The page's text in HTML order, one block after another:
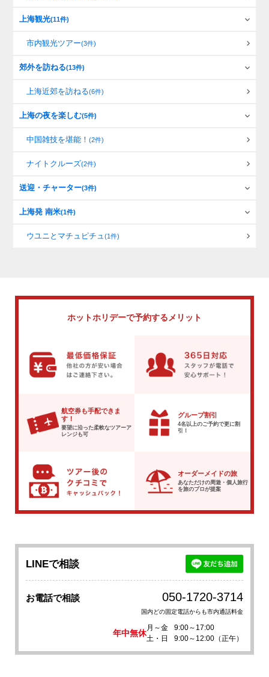
上海観光(11件)
市内観光ツアー(3件)
郊外を訪ねる(13件)
上海近郊を訪ねる(6件)
上海の夜を楽しむ(5件)
中国雑技を堪能！(2件)
ナイトクルーズ(2件)
送迎・チャーター(3件)
上海発 南米(1件)
ウユニとマチュピチュ(1件)
ホットホリデーで予約するメリット
航空券も手配できま
す！
要望に沿った柔軟なツアーア
レンジも可
グループ割引
4名以上のご予約で更に割
引！
オーダーメイドの旅
あなただけの周遊・個人旅行
を旅のプロが提案
LINEで相談
お電話で相談 050-1720-3714
国内どの固定電話からも市内通話料金
年中無休
月～金
9:00～17:00
土・日
9:00～12:00（正午）